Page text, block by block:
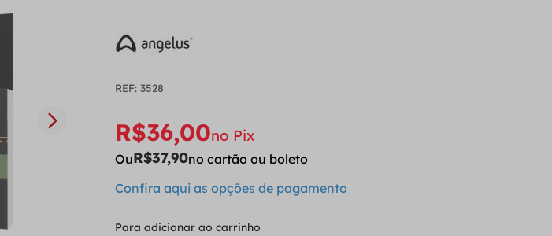
:3528
R$36,00no Pix
OuR$37,90no cartão ou boleto
Confira aqui as opções de pagamento
Para adicionar ao carrinho